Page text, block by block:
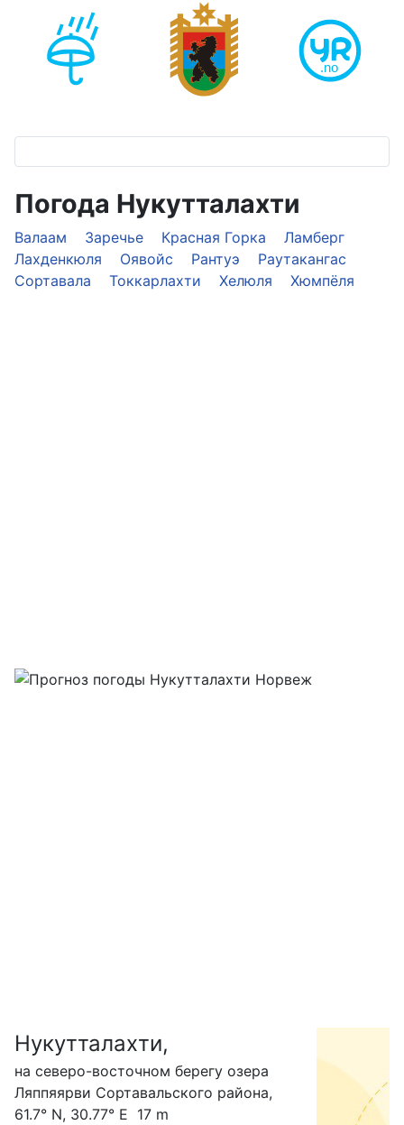
Погода Нукутталахти
Валаам Заречье Красная Горка
Ламберг
Лахденкюля
Оявойс Рантуэ
Раутакангас
Сортавала
Токкарлахти Хелюля Хюмпёля
Нукутталахти,
на северо-восточном берегу озера
Ляппяярви Сортавальского района,
61.7° N, 30.77° E 17 m